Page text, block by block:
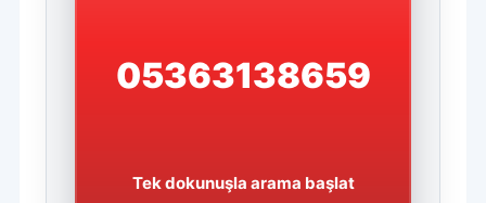
05363138659
Tek dokunuşla arama başlat